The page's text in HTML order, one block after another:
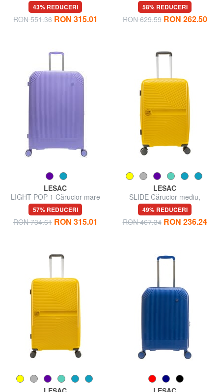
mare
43% REDUCERI
RON 551.36 RON 315.01
extensibil
58% REDUCERI
RON 629.59 RON 262.50
LESAC
LIGHT POP 1 Cărucior mare
extensibil
57% REDUCERI
RON 734.61 RON 315.01
LESAC
SLIDE Cărucior mediu,
extensibil
49% REDUCERI
RON 467.34 RON 236.24